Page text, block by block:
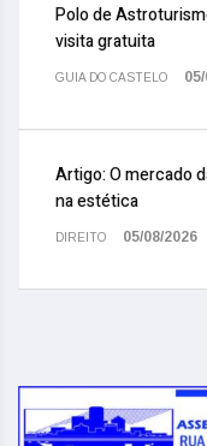
Polo de
visita gratuita
GUIA DO CASTELO
Artigo: O mercado
na estética
DIREITO 05/08/2026